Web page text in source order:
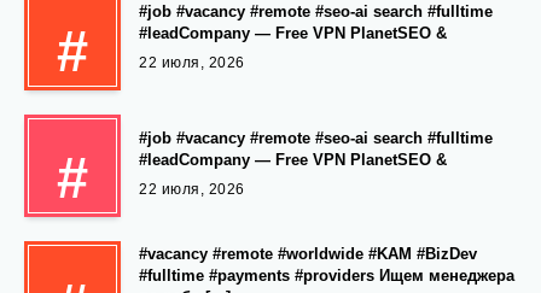
#
#job #vacancy #remote #seo-ai search #fulltime
#leadCompany — Free VPN PlanetSEO &
22 июля, 2026
#
#job #vacancy #remote #seo-ai search #fulltime
#leadCompany — Free VPN PlanetSEO &
22 июля, 2026
#vacancy #remote #worldwide #KAM #BizDev
#fulltime #payments #providers Ищем менеджера